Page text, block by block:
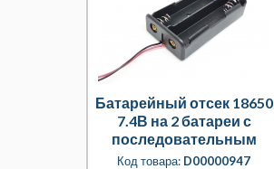
Батарейный отсек 18650
7.4В на 2 батареи с
последовательным
подключением
Код товара: D00000947